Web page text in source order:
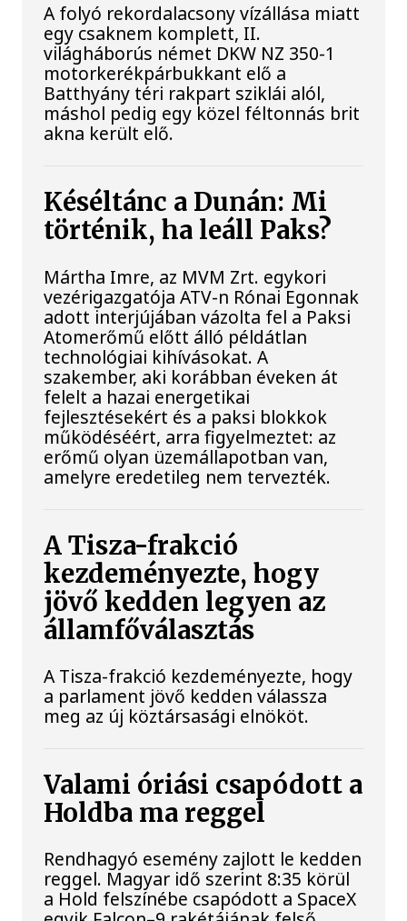
A folyó rekordalacsony vízállása miatt
egy csaknem komplett, II.
világháborús német DKW NZ 350-1
motorkerékpárbukkant elő a
Batthyány téri rakpart sziklái alól,
máshol pedig egy közel féltonnás brit
akna került elő.
Késéltánc a Dunán: Mi
történik, ha leáll Paks?
Mártha Imre, az MVM Zrt. egykori
vezérigazgatója ATV-n Rónai Egonnak
adott interjújában vázolta fel a Paksi
Atomerőmű előtt álló példátlan
technológiai kihívásokat. A
szakember, aki korábban éveken át
felelt a hazai energetikai
fejlesztésekért és a paksi blokkok
működéséért, arra figyelmeztet: az
erőmű olyan üzemállapotban van,
amelyre eredetileg nem tervezték.
A Tisza-frakció
kezdeményezte, hogy
jövő kedden legyen az
államfőválasztás
A Tisza-frakció kezdeményezte, hogy
a parlament jövő kedden válassza
meg az új köztársasági elnököt.
Valami óriási csapódott a
Holdba ma reggel
Rendhagyó esemény zajlott le kedden
reggel. Magyar idő szerint 8:35 körül
a Hold felszínébe csapódott a SpaceX